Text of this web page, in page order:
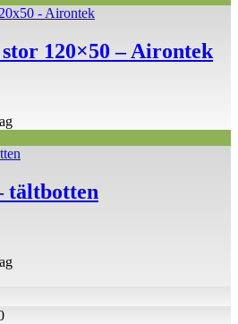
120×50 – Airontek
tältbotten
till